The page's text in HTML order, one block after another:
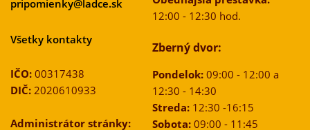
pripomienky@ladce.sk
Všetky kontakty
IČO: 00317438
DIČ: 2020610933
Administrátor stránky:
12:00 - 12:30 hod.
Zberný dvor:
Pondelok:09:00 - 12:00 a
12:30 - 14:30
Streda:12:30 -16:15
Sobota:09:00 - 11:45